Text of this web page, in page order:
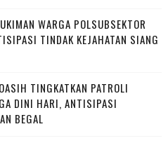
WARGA POLSUBSEKTOR
TINDAK KEJAHATAN SIANG
TINGKATKAN PATROLI
DINI HARI, ANTISIPASI
BEGAL